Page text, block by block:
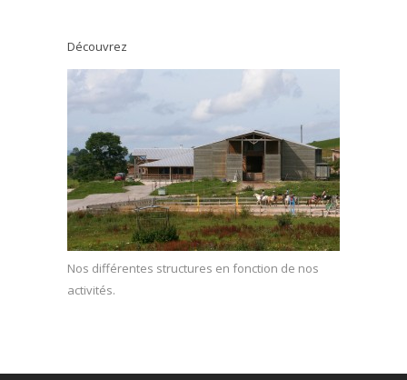
Découvrez
Nos différentes structures en fonction de nos
activités.